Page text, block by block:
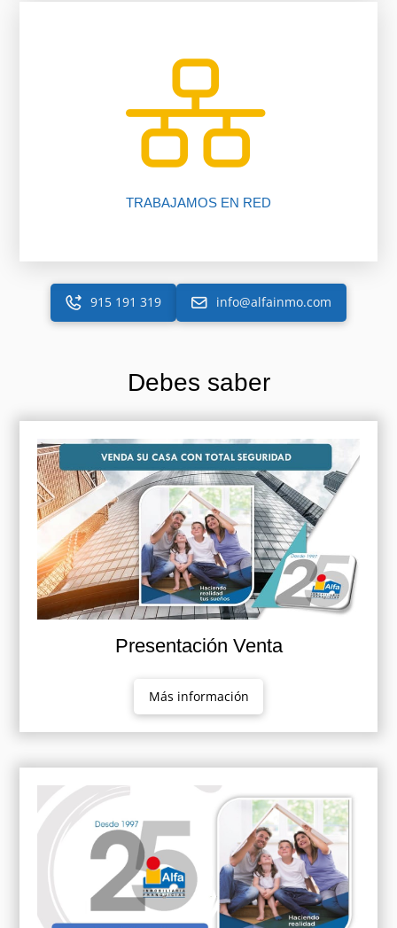
TRABAJAMOS EN RED
Más de 225 oficinas y más de 2050 asesores
trabajando para ti gracias a nuestro software
inmobiliario.
915 191 319 info@alfainmo.com
Debes saber
Presentación Venta
Más información